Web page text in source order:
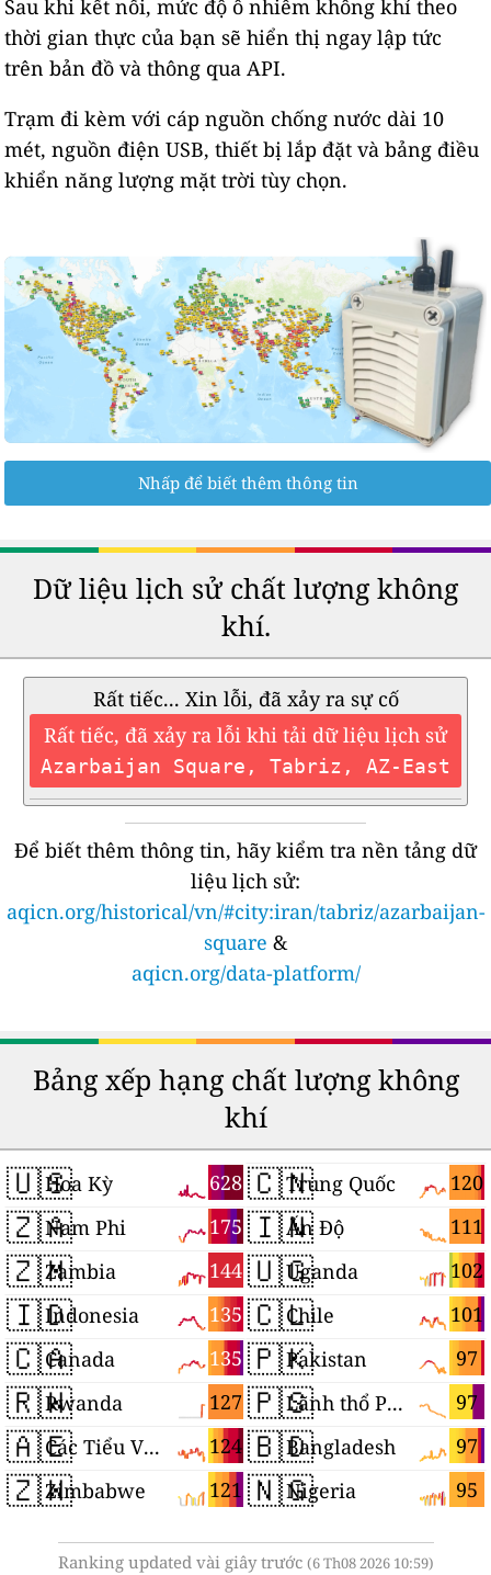
Sau khi kết nối, mức độ ô nhiễm không khí theo
thời gian thực của bạn sẽ hiển thị ngay lập tức
trên bản đồ và thông qua API.
Trạm đi kèm với cáp nguồn chống nước dài 10
mét, nguồn điện USB, thiết bị lắp đặt và bảng điều
khiển năng lượng mặt trời tùy chọn.
Nhấp để biết thêm thông tin
Dữ liệu lịch sử chất lượng không
khí.
Rất tiếc... Xin lỗi, đã xảy ra sự cố
Rất tiếc, đã xảy ra lỗi khi tải dữ liệu lịch sử
Azarbaijan Square, Tabriz, AZ-East
Để biết thêm thông tin, hãy kiểm tra nền tảng dữ
liệu lịch sử:
aqicn.org/historical/vn/#city:iran/tabriz/azarbaijan-
square &
aqicn.org/data-platform/
Bảng xếp hạng chất lượng không
khí
🇺🇸 628
Hoa Kỳ
🇿🇦 175
Nam Phi
🇿🇲 144
Zambia
🇮🇩 135
Indonesia
🇨🇦 135
Canada
🇷🇼 127
Rwanda
🇦🇪 124
Các Tiểu Vương quốc Ả Rập Thống nhất
🇿🇼 121
Zimbabwe
🇨🇳 120
Trung Quốc
🇮🇳 111
Ấn Độ
🇺🇬 102
Uganda
🇨🇱 101
Chile
🇵🇰 97
Pakistan
🇵🇸 97
Lãnh thổ Palestine
🇧🇩 97
Bangladesh
🇳🇬 95
Nigeria
Ranking updated vài giây trước (6 Th08 2026 10:59)